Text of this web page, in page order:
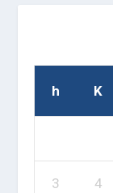
h K
3 4